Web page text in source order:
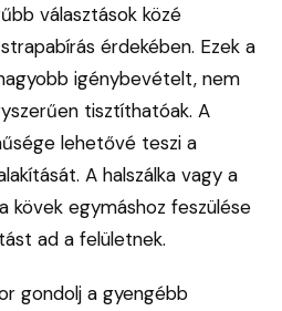
választások közé
érdekében. Ezek a
igénybevételt, nem
tisztíthatóak. A
lehetővé teszi a
A halszálka vagy a
kövek egymáshoz feszülése
ad a felületnek.
gondolj a gyengébb